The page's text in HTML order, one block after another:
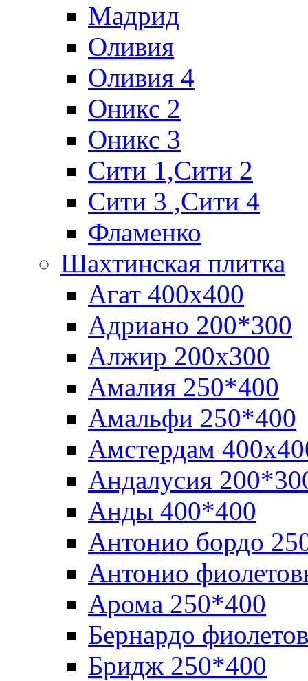
Мадрид
Оливия
Оливия 4
Оникс 2
Оникс 3
Сити 1,Cити 2
Сити 3 ,Сити 4
Фламенко
Шахтинская плитка
Агат 400х400
Адриано 200*300
Алжир 200х300
Амалия 250*400
Амальфи 250*400
Амстердам
Андалусия
Анды 400*400
Антонио бордо
Антонио
Арома 250*400
Бернардо
Бридж 250*400